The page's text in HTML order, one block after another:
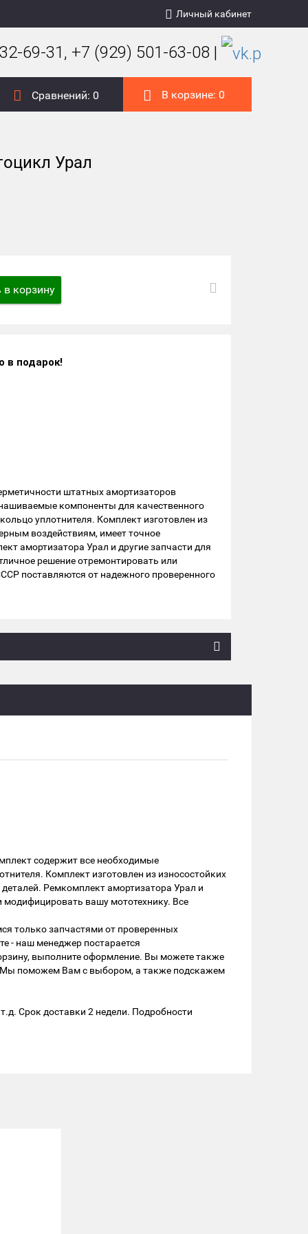
Личный кабинет
69-31, +7 (929) 501-63-08 |
Сравнений: 0 В корзине: 0
Урал
корзину
в подарок!
штатных амортизаторов
компоненты для качественного
уплотнителя. Комплект изготовлен из
воздействиям, имеет точное
амортизатора Урал и другие запчасти для
решение отремонтировать или
поставляются от надежного проверенного
содержит все необходимые
Комплект изготовлен из износостойких
Ремкомплект амортизатора Урал и
модифицировать вашу мототехнику. Все
только запчастями от проверенных
- наш менеджер постарается
выполните оформление. Вы можете также
Мы поможем Вам с выбором, а также подскажем
Срок доставки 2 недели. Подробности